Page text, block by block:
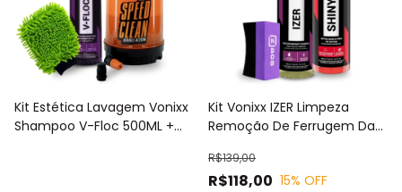
Kit Estética Lavagem Vonixx
Shampoo V-Floc 500ML +
Kit Vonixx IZER Limpeza
Remoção De Ferrugem Das
Proteção Brilho Pneus +
Aplicador Pretinho
R$118,00
R$139,00
15% OFF